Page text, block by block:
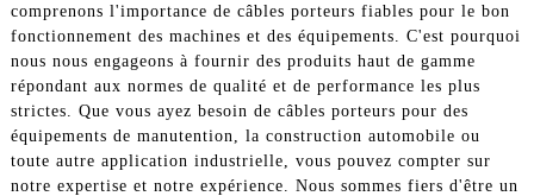
comprenons l'importance de câbles porteurs fiables pour le bon
fonctionnement des machines et des équipements. C'est pourquoi
nous nous engageons à fournir des produits haut de gamme
répondant aux normes de qualité et de performance les plus
strictes. Que vous ayez besoin de câbles porteurs pour des
équipements de manutention, la construction automobile ou
toute autre application industrielle, vous pouvez compter sur
notre expertise et notre expérience. Nous sommes fiers d'être un